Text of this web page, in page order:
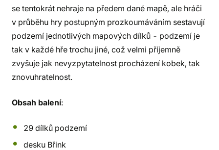
se tentokrát nehraje na předem dané mapě, ale hráči
v průběhu hry postupným prozkoumáváním sestavují
podzemí jednotlivých mapových dílků - podzemí je
tak v každé hře trochu jiné, což velmi příjemně
zvyšuje jak nevyzpytatelnost procházení kobek, tak
znovuhratelnost.
Obsah balení:
29 dílků podzemí
desku Břink